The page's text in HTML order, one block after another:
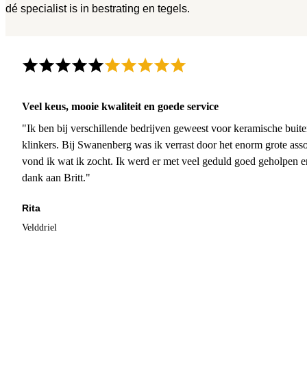
dé specialist is in bestrating en tegels.
Veel keus, mooie kwaliteit en goede service
"Ik ben bij verschillende bedrijven geweest voor keramische
klinkers. Bij Swanenberg was ik verrast door het enorm grote
vond ik wat ik zocht. Ik werd er met veel geduld goed geholpen
dank aan Britt."
Rita
Velddriel